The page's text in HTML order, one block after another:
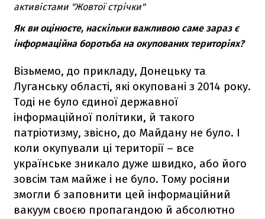
активістами "Жовтої стрічки"
Як ви оцінюєте, наскільки важливою саме зараз є
інформаційна боротьба на окупованих територіях?
Візьмемо, до прикладу, Донецьку та
Луганську області, які окуповані з 2014 року.
Тоді не було єдиної державної
інформаційної політики, й такого
патріотизму, звісно, до Майдану не було. І
коли окупували ці території – все
українське зникало дуже швидко, або його
зовсім там майже і не було. Тому росіяни
змогли б заповнити цей інформаційний
вакуум своєю пропагандою й абсолютно